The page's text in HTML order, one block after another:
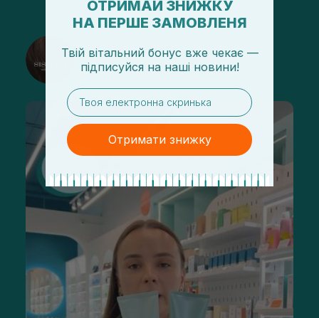
@sisters_stelmakh в Instagram
Подписаться
ОТРИМАЙ ЗНИЖКУ
НА ПЕРШЕ ЗАМОВЛЕНЯ
Твій вітальний бонус вже чекає —
підписуйся на наші новини!
email
Отримати знижку